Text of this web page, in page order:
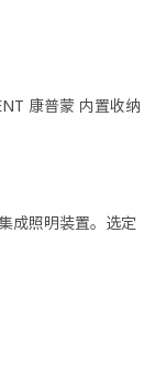
康普蒙 内置收纳
成照明装置。选定